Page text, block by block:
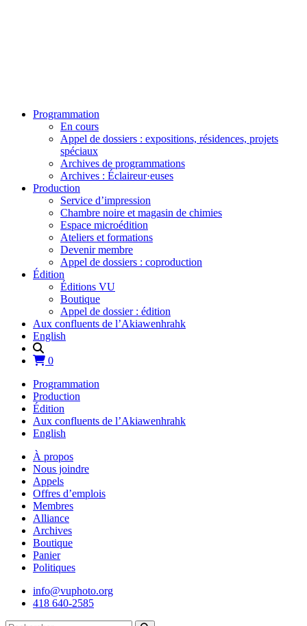
Programmation
En cours
Appel de dossiers : expositions, résidences, projets
spéciaux
Archives de programmations
Archives : Éclaireur·euses
Production
Service d’impression
Chambre noire et magasin de chimies
Espace microédition
Ateliers et formations
Devenir membre
Appel de dossiers : coproduction
Édition
Éditions VU
Boutique
Appel de dossier : édition
Aux confluents de l’Akiawenhrahk
English
0
Programmation
Production
Édition
Aux confluents de l’Akiawenhrahk
English
À propos
Nous joindre
Appels
Offres d’emplois
Membres
Alliance
Archives
Boutique
Panier
Politiques
info@vuphoto.org
418 640-2585